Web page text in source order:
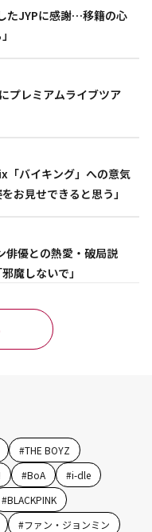
たJYPに感謝…移籍の心
プレミアムライブツア
「バイキング」への意気
お見せできると思う」
優との熱愛・破局説
魔しないで」
#THE BOYZ
#BoA #i-dle
#BLACKPINK
#ファン・ジョンミン